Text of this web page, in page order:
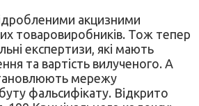
акцизними
товаровиробників. Тож тепер
експертизи, які мають
та вартість вилученого. А
мережу
фальсифікату. Відкрито